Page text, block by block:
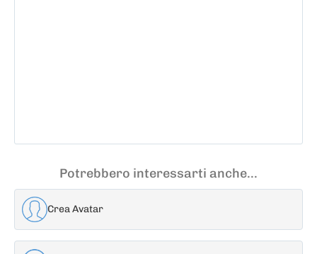
Potrebbero interessarti anche...
Crea Avatar